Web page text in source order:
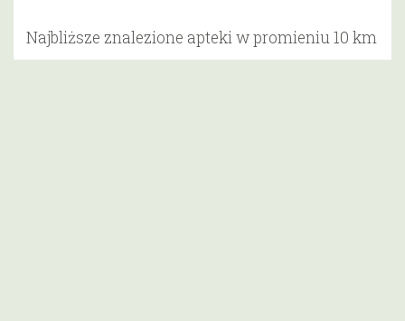
Najbliższe znalezione apteki w promieniu 10 km